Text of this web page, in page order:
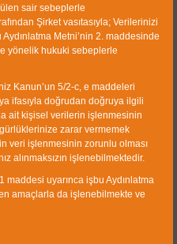
sair sebeplerle
Şirket vasıtasıyla; Verilerinizi
Metni’nin 2. maddesinde
yönelik hukuki sebeplerle
Kanun’un 5/2-c, e maddeleri
ifasıyla doğrudan doğruya ilgili
ait kişisel verilerin işlenmesinin
zarar vermemek
veri işlenmesinin zorunlu olması
alınmaksızın işlenebilmektedir.
maddesi uyarınca işbu Aydınlatma
amaçlarla da işlenebilmekte ve